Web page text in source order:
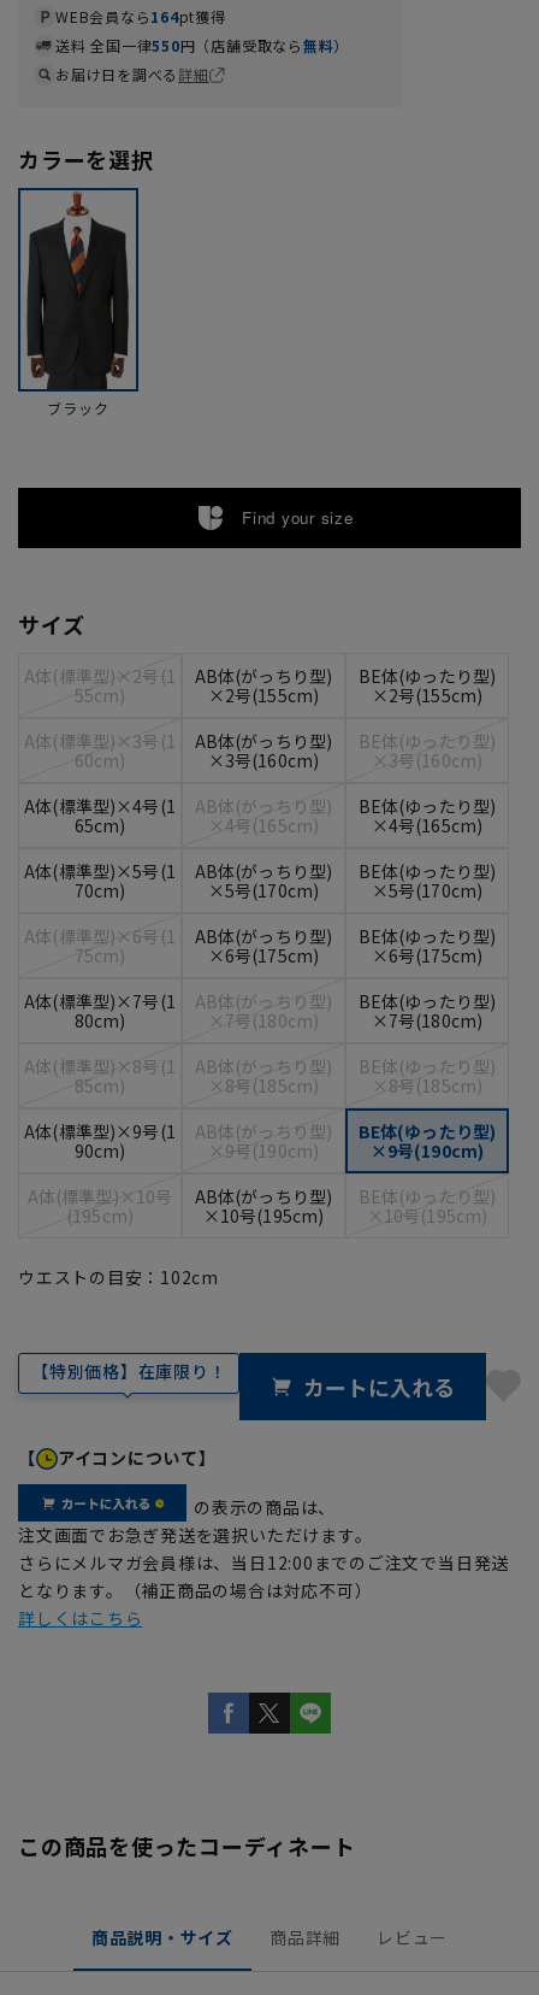
WEB会員なら164pt獲得
送料 全国一律550円（店舗受取なら無料）
お届け日を調べる詳細
カラーを選択
ブラック
Find your size
サイズ
A体(標準型)×2号(1
55cm)
AB体(がっちり型)
×2号(155cm)
BE体(ゆったり型)
×2号(155cm)
A体(標準型)×3号(1
60cm)
AB体(がっちり型)
×3号(160cm)
BE体(ゆったり型)
×3号(160cm)
A体(標準型)×4号(1
65cm)
AB体(がっちり型)
×4号(165cm)
BE体(ゆったり型)
×4号(165cm)
A体(標準型)×5号(1
70cm)
AB体(がっちり型)
×5号(170cm)
BE体(ゆったり型)
×5号(170cm)
A体(標準型)×6号(1
75cm)
AB体(がっちり型)
×6号(175cm)
BE体(ゆったり型)
×6号(175cm)
A体(標準型)×7号(1
80cm)
AB体(がっちり型)
×7号(180cm)
BE体(ゆったり型)
×7号(180cm)
A体(標準型)×8号(1
85cm)
AB体(がっちり型)
×8号(185cm)
BE体(ゆったり型)
×8号(185cm)
A体(標準型)×9号(1
90cm)
AB体(がっちり型)
×9号(190cm)
BE体(ゆったり型)
×9号(190cm)
A体(標準型)×10号
(195cm)
AB体(がっちり型)
×10号(195cm)
BE体(ゆったり型)
×10号(195cm)
ウエストの目安： 102cm
【特別価格】在庫限り！ カートに入れる
【 アイコンについて】
の表示の商品は、
注文画面でお急ぎ発送を選択いただけます。
さらにメルマガ会員様は、当日12:00までのご注文で当日発送
となります。（補正商品の場合は対応不可）
詳しくはこちら
この商品を使ったコーディネート
商品説明・サイズ 商品詳細 レビュー